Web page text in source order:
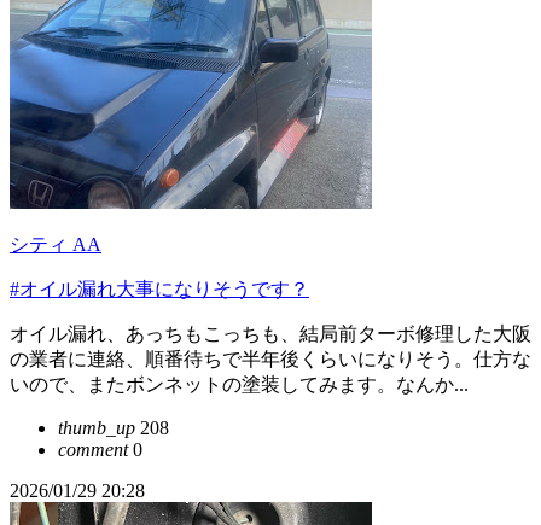
シティ AA
#オイル漏れ大事になりそうです？
オイル漏れ、あっちもこっちも、結局前ターボ修理した大阪
の業者に連絡、順番待ちで半年後くらいになりそう。仕方な
いので、またボンネットの塗装してみます。なんか...
thumb_up 208
comment0
2026/01/29 20:28